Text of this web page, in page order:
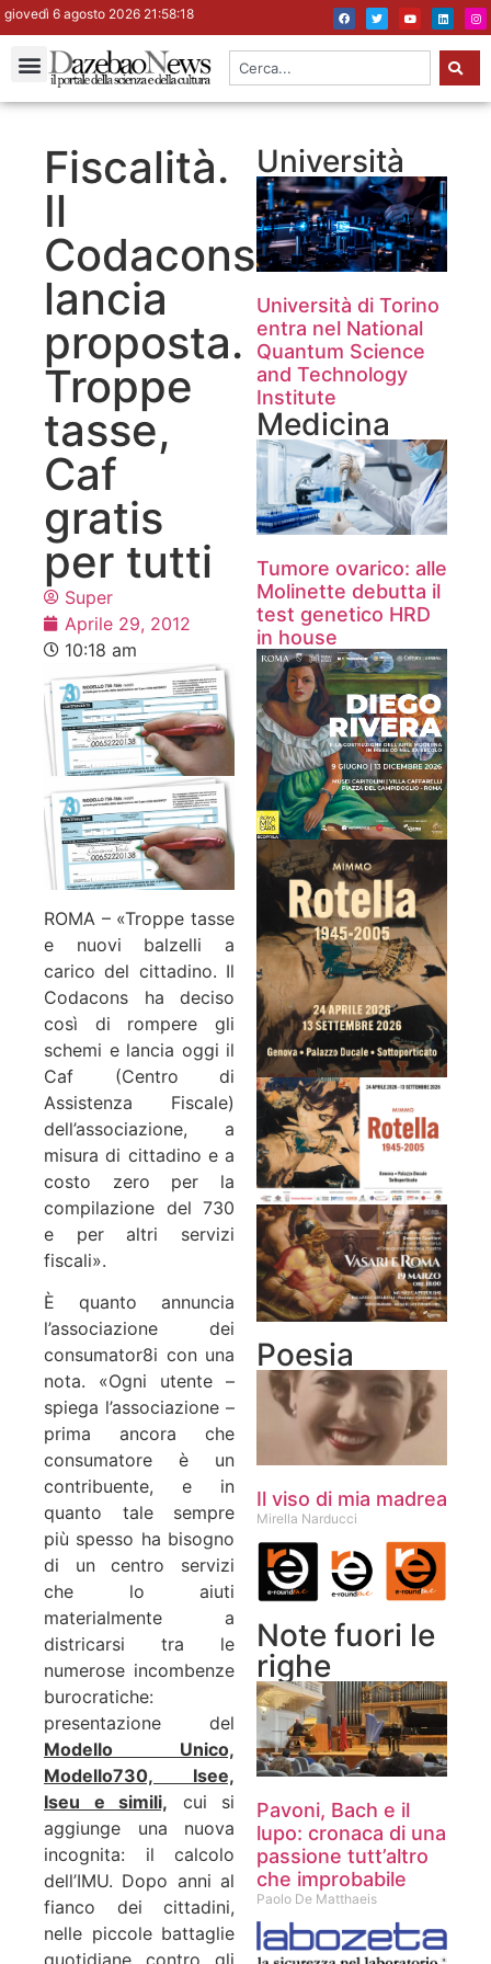
giovedì 6 agosto 2026 21:58:19
Fiscalità.
Il
Codacons
lancia
proposta.
Troppe
tasse,
Caf
gratis
per tutti
Super
Aprile 29, 2012
10:18 am
ROMA – «Troppe tasse
e nuovi balzelli a
carico del cittadino. Il
Codacons ha deciso
così di rompere gli
schemi e lancia oggi il
Caf (Centro di
Assistenza Fiscale)
dell’associazione, a
misura di cittadino e a
costo zero per la
compilazione del 730
e per altri servizi
fiscali».
È quanto annuncia
l’associazione dei
consumator8i con una
nota. «Ogni utente –
spiega l’associazione –
prima ancora che
consumatore è un
contribuente, e in
quanto tale sempre
più spesso ha bisogno
di un centro servizi
che lo aiuti
materialmente a
districarsi tra le
numerose incombenze
burocratiche:
presentazione del
Modello Unico,
Modello730, Isee,
Iseu e simili, cui si
aggiunge una nuova
incognita: il calcolo
dell’IMU. Dopo anni al
fianco dei cittadini,
nelle piccole battaglie
Università
Università di Torino
entra nel National
Quantum Science
and Technology
Institute
Medicina
Tumore ovarico: alle
Molinette debutta il
test genetico HRD
in house
Poesia
Il viso di mia madrea
Mirella Narducci
Note fuori le
righe
Pavoni, Bach e il
lupo: cronaca di una
passione tutt’altro
che improbabile
Paolo De Matthaeis